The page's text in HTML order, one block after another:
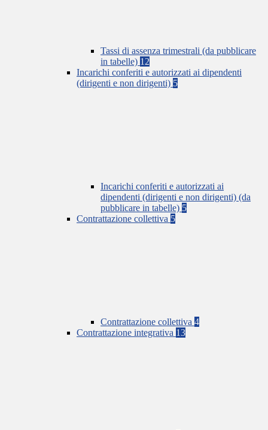
Tassi di assenza trimestrali (da pubblicare
in tabelle) 12
Incarichi conferiti e autorizzati ai dipendenti
(dirigenti e non dirigenti) 5
Incarichi conferiti e autorizzati ai
dipendenti (dirigenti e non dirigenti) (da
pubblicare in tabelle) 5
Contrattazione collettiva 5
Contrattazione collettiva 4
Contrattazione integrativa 13